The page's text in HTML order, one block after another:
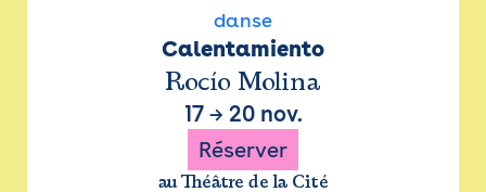
danse
Calentamiento
Rocío Molina
17→ 20 nov.
Réserver
au Théâtre de la Cité